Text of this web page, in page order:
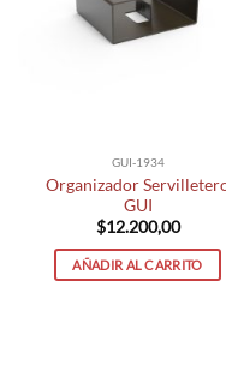
GUI-1934
Organizador
GUI
$12.200,00
AÑADIR AL CARRITO